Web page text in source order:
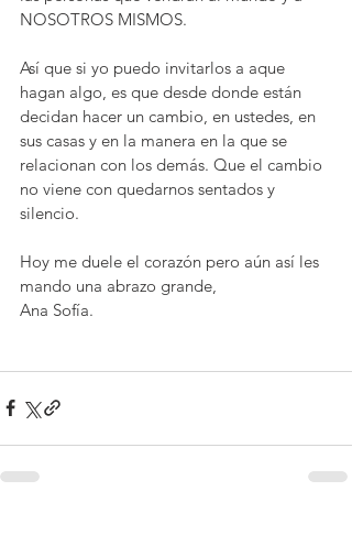
NOSOTROS MISMOS.
Así que si yo puedo invitarlos a aque
hagan algo, es que desde donde están
decidan hacer un cambio, en ustedes, en
sus casas y en la manera en la que se
relacionan con los demás. Que el cambio
no viene con quedarnos sentados y
silencio.
Hoy me duele el corazón pero aún así les
mando una abrazo grande,
Ana Sofía.